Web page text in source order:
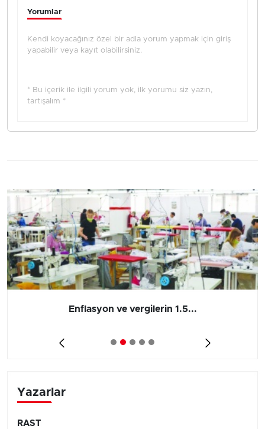
Yorumlar
Kendi koyacağınız özel bir adla yorum yapmak için giriş
yapabilir veya kayıt olabilirsiniz.
* Bu içerik ile ilgili yorum yok, ilk yorumu siz yazın,
tartışalım *
Enflasyon ve vergilerin 1.5...
Yazarlar
RAST